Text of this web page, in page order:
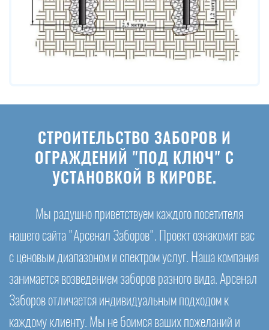
СТРОИТЕЛЬСТВО ЗАБОРОВ И
ОГРАЖДЕНИЙ "ПОД КЛЮЧ" С
УСТАНОВКОЙ В КИРОВЕ.
Мы радушно приветствуем каждого посетителя
нашего сайта "Арсенал Заборов". Проект ознакомит вас
с ценовым диапазоном и спектром услуг. Наша компания
занимается возведением заборов разного вида. Арсенал
Заборов отличается индивидуальным подходом к
каждому клиенту. Мы не боимся ваших пожеланий и